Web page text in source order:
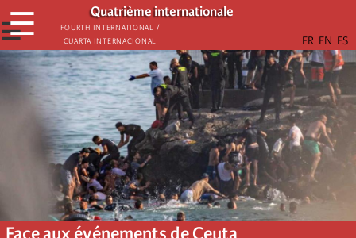
Aller
au
contenu
principal
Quatrième internationale
Fourth International /
Cuarta Internacional
☰
☰
Face aux événements de Ceuta